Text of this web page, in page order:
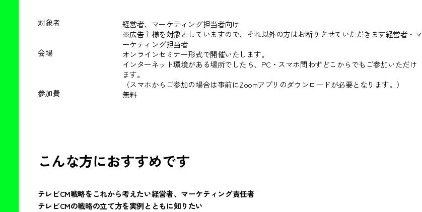
対象者
経営者、マーケティング担当者向け
※広告主様を対象としていますので、それ以外の方はお断りさせていただきます経営者・マ
ーケティング担当者
会場
オンラインセミナー形式で開催いたします。
インターネット環境がある場所でしたら、PC・スマホ問わずどこからでもご参加いただけ
ます。
（スマホからご参加の場合は事前にZoomアプリのダウンロードが必要となります。）
参加費
無料
こんな方におすすめです
テレビCM戦略をこれから考えたい経営者、マーケティング責任者
テレビCMの戦略の立て方を実例とともに知りたい